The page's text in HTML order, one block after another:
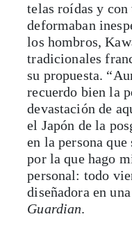
telas roídas y con
deformaban
los hombros,
tradicionales
su propuesta.
recuerdo bien la
devastación de
el Japón de la
en la persona
por la que hago
personal: todo
diseñadora en
Guardian.